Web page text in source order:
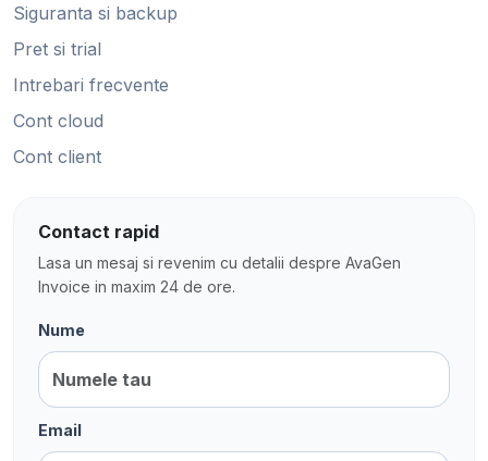
Siguranta si backup
Pret si trial
Intrebari frecvente
Cont cloud
Cont client
Contact rapid
Lasa un mesaj si revenim cu detalii despre AvaGen
Invoice in maxim 24 de ore.
Nume
Email